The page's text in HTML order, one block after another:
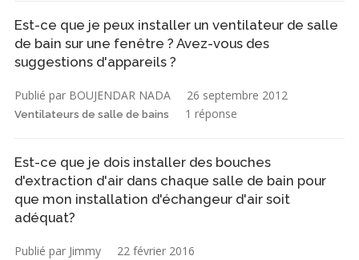
Est-ce que je peux installer un ventilateur de salle
de bain sur une fenêtre ? Avez-vous des
suggestions d'appareils ?
Publié par BOUJENDAR NADA 26 septembre 2012
Ventilateurs de salle de bains 1 réponse
Est-ce que je dois installer des bouches
d'extraction d'air dans chaque salle de bain pour
que mon installation d'échangeur d'air soit
adéquat?
Publié par Jimmy 22 février 2016